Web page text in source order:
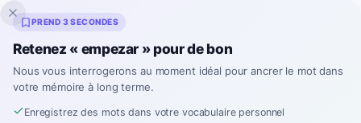
Inklingo
PREND 3 SECONDES
Retenez « empezar » pour de bon
Nous vous interrogerons au moment idéal pour ancrer le mot dans
votre mémoire à long terme.
Enregistrez des mots dans votre vocabulaire personnel